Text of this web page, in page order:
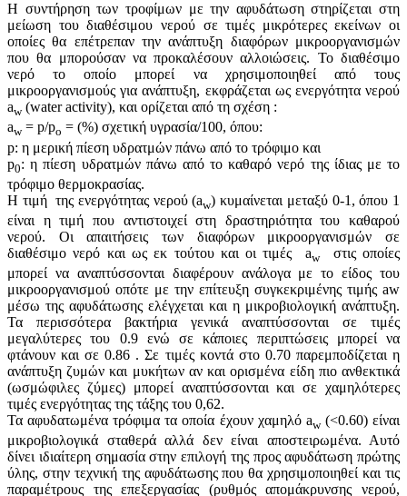
H συντήρηση των τροφίμων με την αφυδάτωση στηρίζεται στη
μείωση του διαθέσιμου νερού σε τιμές μικρότερες εκείνων οι
οποίες θα επέτρεπαν την ανάπτυξη διαφόρων μικροοργανισμών
που θα μπορούσαν να προκαλέσουν αλλοιώσεις. Το διαθέσιμο
νερό το οποίο μπορεί να χρησιμοποιηθεί από τους
μικροοργανισμούς για ανάπτυξη, εκφράζεται ως ενεργότητα νερού
aw(water activity), και ορίζεται από τη σχέση :
aw= p/po = (%) σχετική υγρασία/100, όπου:
p: η μερική πίεση υδρατμών πάνω από το τρόφιμο και
p0: η πίεση υδρατμών πάνω από το καθαρό νερό της ίδιας με το
τρόφιμο θερμοκρασίας.
Η τιμή της ενεργότητας νερού (aw) κυμαίνεται μεταξύ 0-1, όπου 1
είναι η τιμή που αντιστοιχεί στη δραστηριότητα του καθαρού
νερού. Οι απαιτήσεις των διαφόρων μικροοργανισμών σε
διαθέσιμο νερό και ως εκ τούτου και οι τιμές awστις οποίες
μπορεί να αναπτύσσονται διαφέρουν ανάλογα με το είδος του
μικροοργανισμού οπότε με την επίτευξη συγκεκριμένης τιμής aw
μέσω της αφυδάτωσης ελέγχεται και η μικροβιολογική ανάπτυξη.
Τα περισσότερα βακτήρια γενικά αναπτύσσονται σε τιμές
μεγαλύτερες του 0.9 ενώ σε κάποιες περιπτώσεις μπορεί να
φτάνουν και σε 0.86 . Σε τιμές κοντά στο 0.70 παρεμποδίζεται η
ανάπτυξη ζυμών και μυκήτων αν και ορισμένα είδη πιο ανθεκτικά
(ωσμώφιλες ζύμες) μπορεί αναπτύσσονται και σε χαμηλότερες
τιμές ενεργότητας της τάξης του 0,62.
Τα αφυδατωμένα τρόφιμα τα οποία έχουν χαμηλό aw(<0.60) είναι
μικροβιολογικά σταθερά αλλά δεν είναι αποστειρωμένα. Αυτό
δίνει ιδιαίτερη σημασία στην επιλογή της προς αφυδάτωση πρώτης
ύλης, στην τεχνική της αφυδάτωσης που θα χρησιμοποιηθεί και τις
παραμέτρους της επεξεργασίας (ρυθμός απομάκρυνσης νερού,